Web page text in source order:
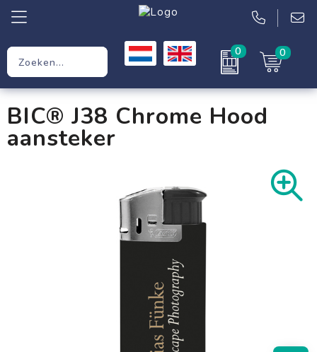
0 0
Werkkleding
Kleding
BIC® J38 Chrome Hood
aansteker